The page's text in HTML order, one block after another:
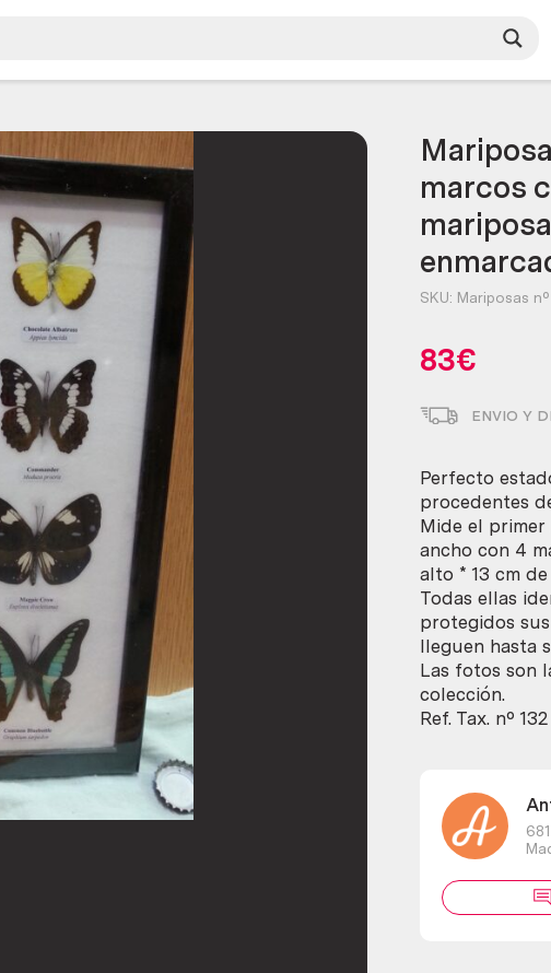
marcos
SKU: Mariposas
83€
ENVIO Y
Perfecto
procedentes
Mide el primer
ancho con 4
alto * 13 cm
Todas ellas
protegidos
lleguen hasta
Las fotos son
colección.
Ref. Tax. nº 132